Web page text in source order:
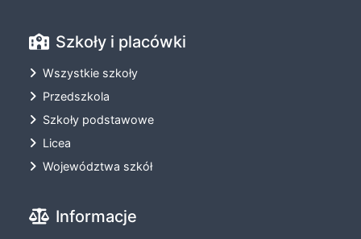
Szkoły i placówki
Wszystkie szkoły
Przedszkola
Szkoły podstawowe
Licea
Województwa szkół
Informacje